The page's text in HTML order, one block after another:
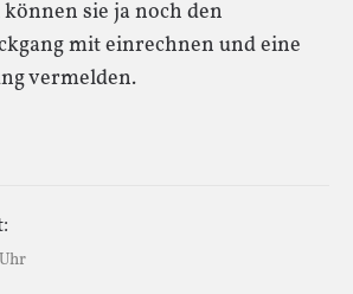
sie ja noch den
mit einrechnen und eine
vermelden.